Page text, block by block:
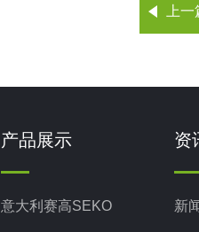
上
产品展示
意大利赛高SEKO
资
新